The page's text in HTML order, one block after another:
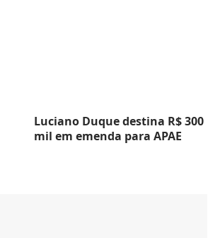
Luciano Duque destina R$ 300
mil em emenda para APAE